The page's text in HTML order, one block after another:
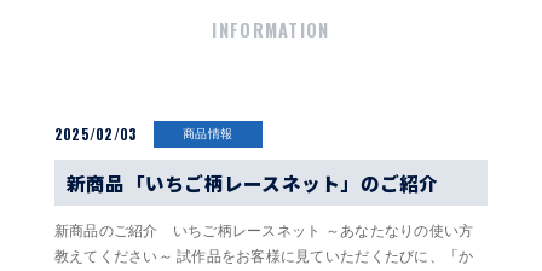
INFORMATION
2025/02/03 商品情報
新商品「いちご柄レースネット」のご紹介
新商品のご紹介 いちご柄レースネット ～あなたなりの使い方
教えてください～ 試作品をお客様に見ていただくたびに、「か